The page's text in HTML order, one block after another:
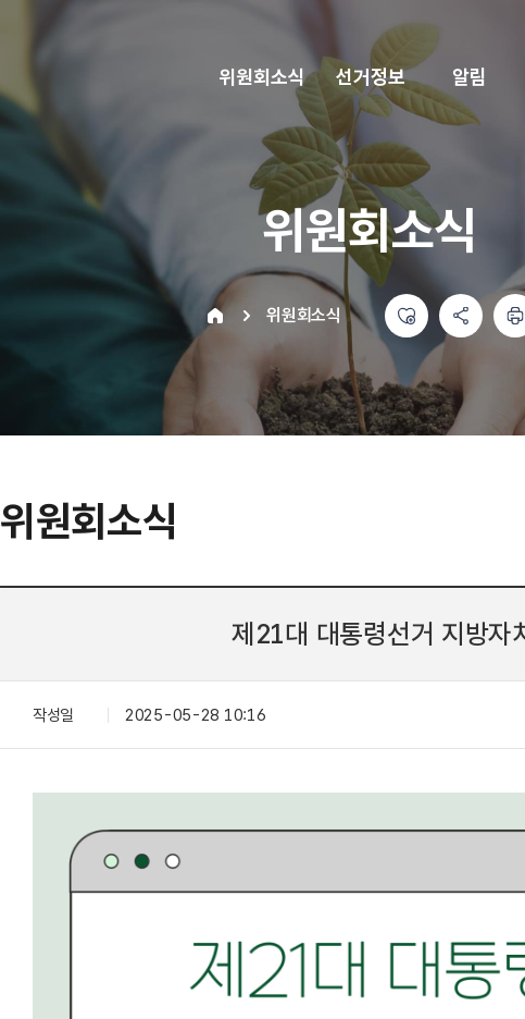
위원회소식 선거정보 알림
위원회소식
위원회소식
위원회소식
제21대 대통령선거 지방자
작성일 2025-05-28 10:16